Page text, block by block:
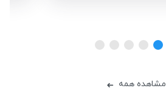
مشاهده همه ➜